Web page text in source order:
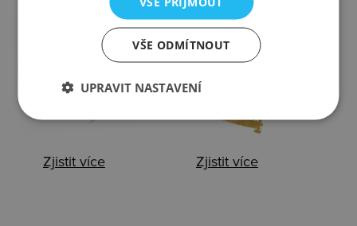
Zjistit více
Balení
Zjistit více
VŠE ODMÍTNOUT
UPRAVIT NASTAVENÍ